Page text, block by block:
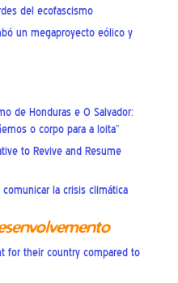
del ecofascismo
un megaproyecto eólico y
de Honduras e O Salvador:
o corpo para a loita”
to Revive and Resume
la crisis climática
for their country compared to